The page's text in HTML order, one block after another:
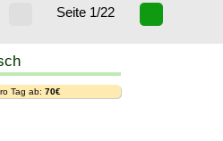
Seite 1/22
Tag ab: 70€